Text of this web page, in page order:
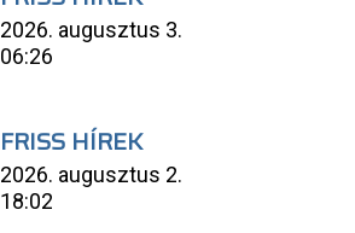
2026. augusztus 3.
06:26
FRISS HÍREK
2026. augusztus 2.
18:02